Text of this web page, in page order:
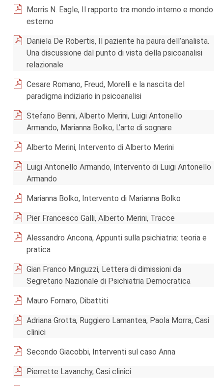
Morris N. Eagle, Il rapporto tra mondo interno e mondo
esterno
Daniela De Robertis, Il paziente ha paura dell’analista.
Una discussione dal punto di vista della psicoanalisi
relazionale
Cesare Romano, Freud, Morelli e la nascita del
paradigma indiziario in psicoanalisi
Stefano Benni, Alberto Merini, Luigi Antonello
Armando, Marianna Bolko, L’arte di sognare
Alberto Merini, Intervento di Alberto Merini
Luigi Antonello Armando, Intervento di Luigi Antonello
Armando
Marianna Bolko, Intervento di Marianna Bolko
Pier Francesco Galli, Alberto Merini, Tracce
Alessandro Ancona, Appunti sulla psichiatria: teoria e
pratica
Gian Franco Minguzzi, Lettera di dimissioni da
Segretario Nazionale di Psichiatria Democratica
Mauro Fornaro, Dibattiti
Adriana Grotta, Ruggiero Lamantea, Paola Morra, Casi
clinici
Secondo Giacobbi, Interventi sul caso Anna
Pierrette Lavanchy, Casi clinici